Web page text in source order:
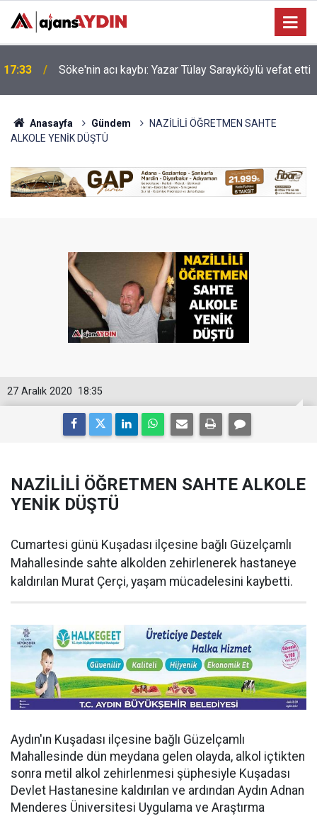
17:23
Nazilli'de motosiklet kazası: 16 yaşındaki Mustafa
vefat etti
Anasayfa Gündem
NAZİLİLİ ÖĞRETMEN SAHTE
ALKOLE YENİK DÜŞTÜ
18:35
27 Aralık 2020
NAZİLİLİ ÖĞRETMEN SAHTE ALKOLE
YENİK DÜŞTÜ
Cumartesi günü Kuşadası ilçesine bağlı Güzelçamlı
Mahallesinde sahte alkolden zehirlenerek hastaneye
kaldırılan Murat Çerçi, yaşam mücadelesini kaybetti.
Aydın'ın Kuşadası ilçesine bağlı Güzelçamlı
Mahallesinde dün meydana gelen olayda, alkol içtikten
sonra metil alkol zehirlenmesi şüphesiyle Kuşadası
Devlet Hastanesine kaldırılan ve ardından Aydın Adnan
Menderes Üniversitesi Uygulama ve Araştırma